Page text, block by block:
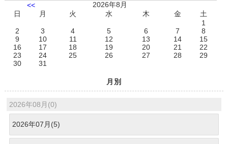
<<
2026年8月
日
月 火 水 木 金
土
1
2
3 4 5 6 7
8
9
10 11 12 13 14
15
16
17 18 19 20 21
22
23
24 25 26 27 28
29
30
31
月別
2026年08月(0)
2026年07月(5)